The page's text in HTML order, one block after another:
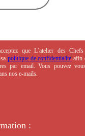
que L’atelier des
politique de confidentialité afin
par email. Vous pouvez
nos e-mails.
: